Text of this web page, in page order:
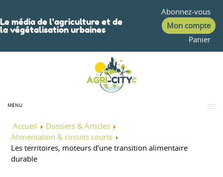
Le média de l'agriculture et de
la végétalisation urbaines
Abonnez-vous
Mon compte
Panier
MENU
Accueil
Dossiers & Articles
Alimentation & circuits courts
Les territoires, moteurs d’une transition alimentaire
durable